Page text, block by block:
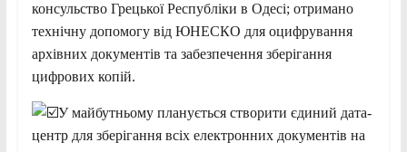
консульство Грецької Республіки в Одесі; отримано
технічну допомогу від ЮНЕСКО для оцифрування
архівних документів та забезпечення зберігання
цифрових копій.
У майбутньому планується створити єдиний дата-
центр для зберігання всіх електронних документів на